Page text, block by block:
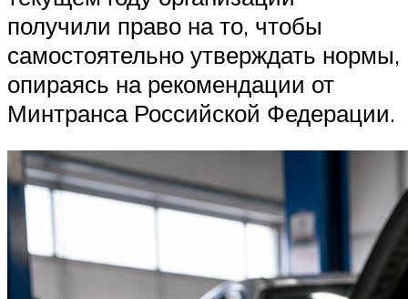
получили право на то, чтобы
самостоятельно утверждать нормы,
опираясь на рекомендации от
Минтранса Российской Федерации.